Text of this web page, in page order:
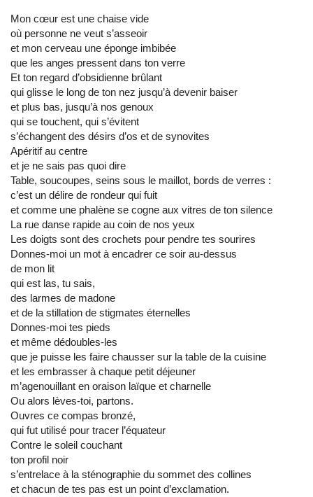
Mon cœur est une chaise vide
où personne ne veut s’asseoir
et mon cerveau une éponge imbibée
que les anges pressent dans ton verre
Et ton regard d’obsidienne brûlant
qui glisse le long de ton nez jusqu’à devenir baiser
et plus bas, jusqu’à nos genoux
qui se touchent, qui s’évitent
s’échangent des désirs d’os et de synovites
Apéritif au centre
et je ne sais pas quoi dire
Table, soucoupes, seins sous le maillot, bords de verres :
c’est un délire de rondeur qui fuit
et comme une phalène se cogne aux vitres de ton silence
La rue danse rapide au coin de nos yeux
Les doigts sont des crochets pour pendre tes sourires
Donnes-moi un mot à encadrer ce soir au-dessus
de mon lit
qui est las, tu sais,
des larmes de madone
et de la stillation de stigmates éternelles
Donnes-moi tes pieds
et même dédoubles-les
que je puisse les faire chausser sur la table de la cuisine
et les embrasser à chaque petit déjeuner
m’agenouillant en oraison laïque et charnelle
Ou alors lèves-toi, partons.
Ouvres ce compas bronzé,
qui fut utilisé pour tracer l’équateur
Contre le soleil couchant
ton profil noir
s’entrelace à la sténographie du sommet des collines
et chacun de tes pas est un point d’exclamation.